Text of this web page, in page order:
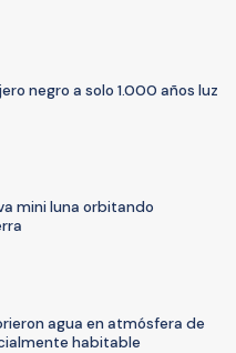
negro a solo 1.000 años luz
mini luna orbitando
agua en atmósfera de
habitable